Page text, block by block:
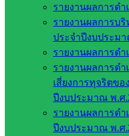
รายงานผลการดำ
รายงานผลการบ
ประจำปีงบประม
รายงานผลการดำ
รายงานผลการด
เสี่ยงการทุจริตข
ปีงบประมาณ พ.ศ
รายงานผลการด
ปีงบประมาณ พ.ศ
จังหวัด
สระแก้ว
ศึกษาธิการ
จังหวัด
สระแก้ว
สำนักงาน
ส.ก.ส.ค.
จังหวัด
สระแก้ว